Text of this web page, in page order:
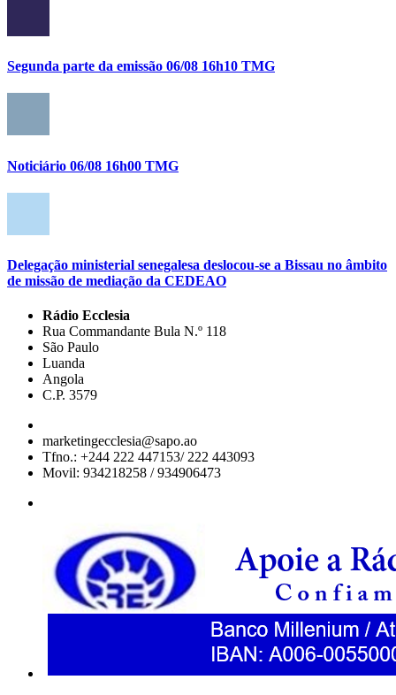
Segunda parte da emissão 06/08 16h10 TMG
Noticiário 06/08 16h00 TMG
Delegação ministerial senegalesa deslocou-se a Bissau no âmbito
de missão de mediação da CEDEAO
Rádio Ecclesia
Rua Commandante Bula N.º 118
São Paulo
Luanda
Angola
C.P. 3579
marketingecclesia@sapo.ao
Tfno.: +244 222 447153/ 222 443093
Movil: 934218258 / 934906473